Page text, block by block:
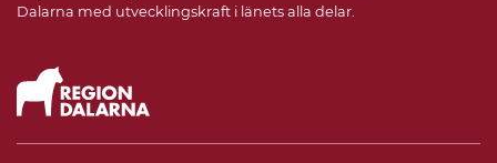
Dalarna med utvecklingskraft i länets alla delar.